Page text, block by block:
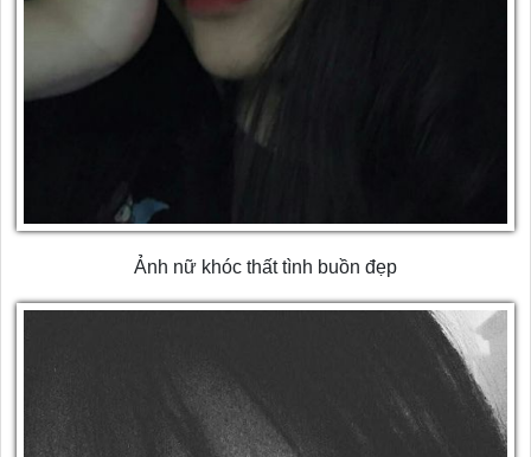
Ảnh nữ khóc thất tình buồn đẹp